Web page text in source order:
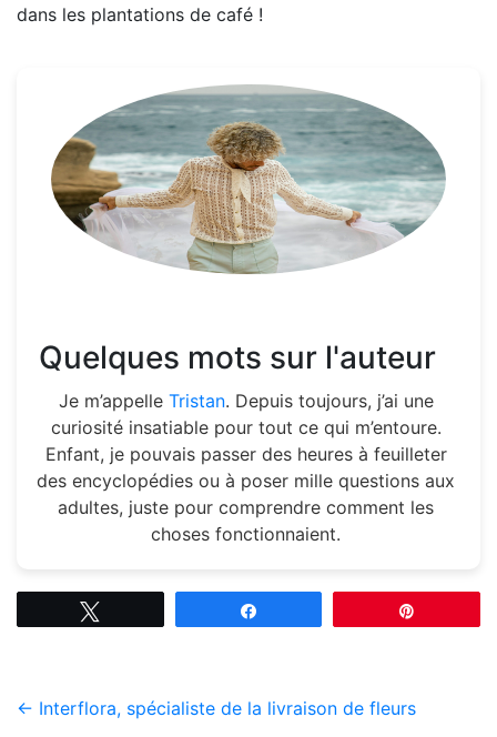
dans les plantations de café !
Quelques mots sur l'auteur
Je m’appelle Tristan. Depuis toujours, j’ai une
curiosité insatiable pour tout ce qui m’entoure.
Enfant, je pouvais passer des heures à feuilleter
des encyclopédies ou à poser mille questions aux
adultes, juste pour comprendre comment les
choses fonctionnaient.
← Interflora, spécialiste de la livraison de fleurs